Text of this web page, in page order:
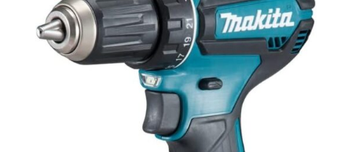
prolongeant sa durée de
vie et réduisant les
temps d'arrêt, ce qui en
fait un choix fiable et
rentable pour les
entrepreneurs
professionnels. 【Kit
d'outils complet pour
des applications
polyvalentes】 Le
paquet comprend tout
ce dont vous avez besoin